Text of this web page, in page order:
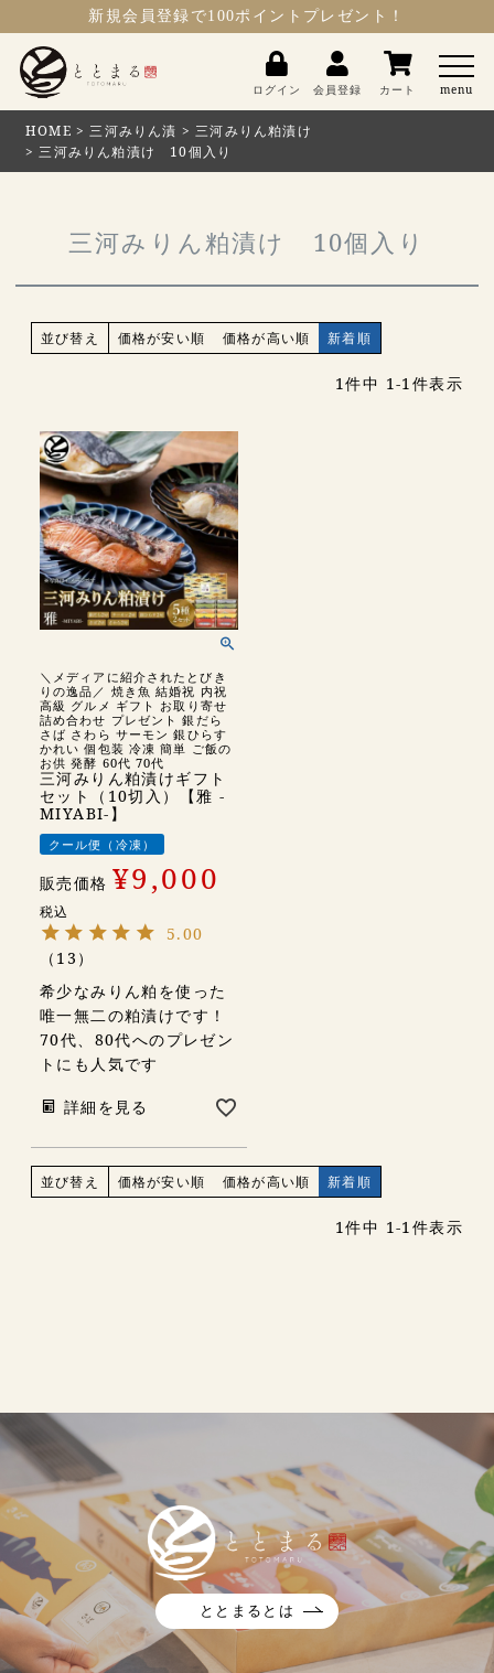
新規会員登録 で100ポイントプレゼント！
ログイン 会員登録 カート menu
HOME 三河みりん漬
三河みりん粕漬け
三河みりん粕漬け 10個入り
三河みりん粕漬け 10個入り
並び替え 価格が安い順 価格が高い順 新着順
1件中 1-1件表示
＼メディアに紹介されたとびき
りの逸品／ 焼き魚 結婚祝 内祝
高級 グルメ ギフト お取り寄せ
詰め合わせ プレゼント 銀だら
さば さわら サーモン 銀ひらす
かれい 個包装 冷凍 簡単 ご飯の
お供 発酵 60代 70代
三河みりん粕漬けギフト
セット（10切入）【雅 -
MIYABI-】
クール便（冷凍）
販売価格 ¥9,000
税込
5.00
（ 13 ）
希少なみりん粕を使った
唯一無二の粕漬けです！
70代、80代へのプレゼン
トにも人気です
詳細を見る
並び替え 価格が安い順 価格が高い順 新着順
1件中 1-1件表示
ととまるとは